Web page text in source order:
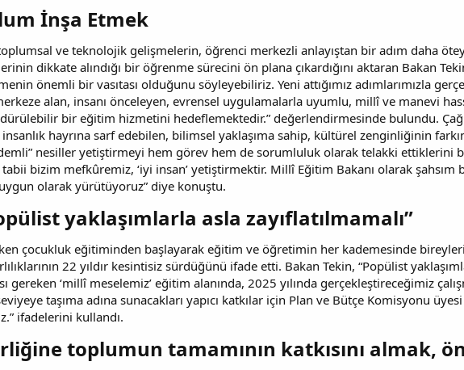
İnşa Etmek​
ve teknolojik gelişmelerin, öğrenci merkezli anlayıştan bir adım daha
dikkate alındığı bir öğrenme sürecini ön plana çıkardığını aktaran Bakan
önemli bir vasıtası olduğunu söyleyebiliriz. Yeni attığımız adımlarımızla
alan, insanı önceleyen, evrensel uygulamalarla uyumlu, millî ve manevi
bir eğitim hizmetini hedeflemektedir.” değerlendirmesinde bulundu.
insanlık hayrına sarf edebilen, bilimsel yaklaşıma sahip, kültürel zenginliğinin
nesiller yetiştirmeyi hem görev hem de sorumluluk olarak telakki ettiklerini
bizim mefkûremiz, ‘iyi insan’ yetiştirmektir. Millî Eğitim Bakanı olarak şahsım
uygun olarak yürütüyoruz” diye konuştu.
yaklaşımlarla asla zayıflatılmamalı”
çocukluk eğitiminden başlayarak eğitim ve öğretimin her kademesinde
22 yıldır kesintisiz sürdüğünü ifade etti. Bakan Tekin, “Popülist
gereken ‘millî meselemiz’ eğitim alanında, 2025 yılında gerçekleştireceğimiz
taşıma adına sunacakları yapıcı katkılar için Plan ve Bütçe Komisyonu
ifadelerini kullandı.
toplumun tamamının katkısını almak,